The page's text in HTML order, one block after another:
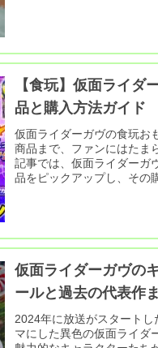
【食玩】仮面ライダ
品と購入方法ガイド
仮面ライダーガヴの食玩お
商品まで、ファンにはたま
記事では、仮面ライダーガ
品をピックアップし、その
仮面ライダーガヴの
ールと過去の代表作
2024年に放送がスタート
マにした異色の仮面ライダ